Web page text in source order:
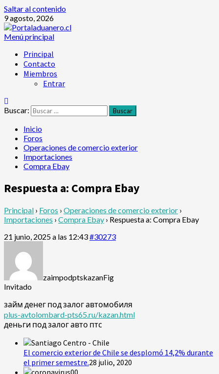
Saltar al contenido
9 agosto, 2026
Menú principal
Principal
Contacto
Miembros
Entrar
Buscar:
Inicio
Foros
Operaciones de comercio exterior
Importaciones
Compra Ebay
Respuesta a: Compra Ebay
Principal › Foros › Operaciones de comercio exterior ›
Importaciones › Compra Ebay › Respuesta a: Compra Ebay
21 junio, 2025 a las 12:43#30273
zaimpodptskazanFig
Invitado
займ денег под залог автомобиля
plus-avtolombard-pts65.ru/kazan.html
деньги под залог авто птс
El comercio exterior de Chile se desplomó 14,2% durante
el primer semestre.28 julio, 2020